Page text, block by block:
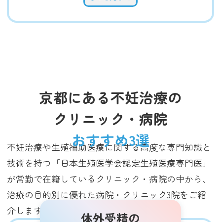
京都にある不妊治療の
クリニック・病院
おすすめ3選
不妊治療や生殖補助医療に関する高度な専門知識と
技術を持つ「日本生殖医学会認定生殖医療専門医」
が常勤で在籍しているクリニック・病院の中から、
治療の目的別に優れた病院・クリニック3院をご紹
介します（2025年3月調査時点）。
体外受精の